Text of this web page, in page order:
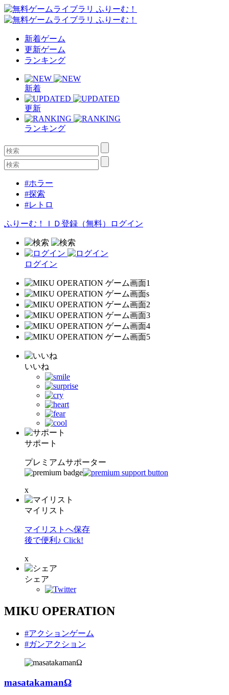
新着ゲーム
更新ゲーム
ランキング
新着
更新
ランキング
#ホラー
#探索
#レトロ
ふりーむ！ＩＤ登録（無料） ログイン
ログイン
いいね
サポート
プレミアムサポーター
x
マイリスト
マイリストへ保存
後で便利♪ Click!
x
シェア
MIKU OPERATION
#アクションゲーム
#ガンアクション
masatakamanΩ